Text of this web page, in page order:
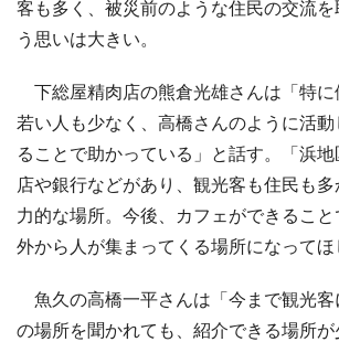
客も多く、被災前のような住民の交流
う思いは大きい。
下総屋精肉店の熊倉光雄さんは「特に
若い人も少なく、高橋さんのように活
ることで助かっている」と話す。「浜
店や銀行などがあり、観光客も住民も
力的な場所。今後、カフェができるこ
外から人が集まってくる場所になってほ
魚久の高橋一平さんは「今まで観光客
の場所を聞かれても、紹介できる場所